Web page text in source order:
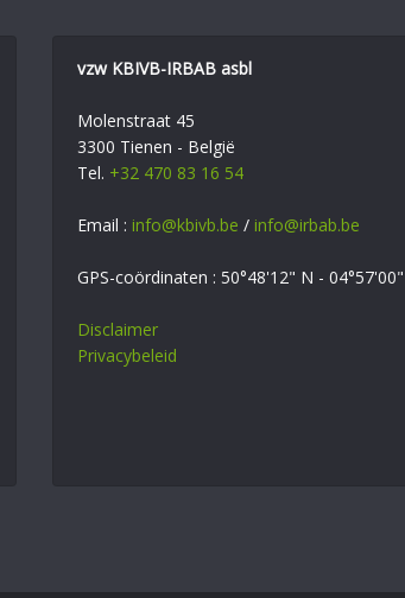
vzw KBIVB-IRBAB asbl
Molenstraat 45
3300 Tienen - België
Tel. +32 470 83 16 54
Email : info@kbivb.be / info@irbab.be
GPS-coördinaten : 50°48'12" N -
Disclaimer
Privacybeleid